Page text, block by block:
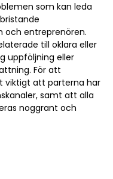
som kan leda
och entreprenören.
till oklara eller
uppföljning eller
För att
viktigt att parterna har
samt att alla
noggrant och